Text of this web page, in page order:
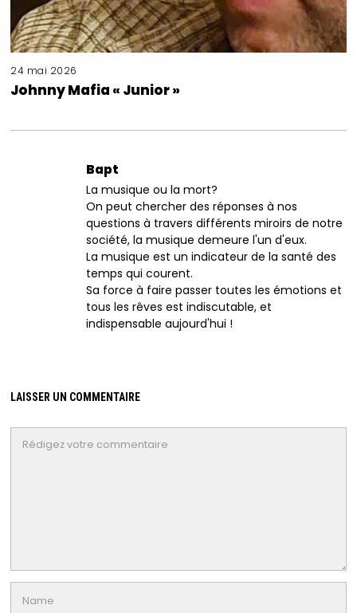
24 mai 2026
Johnny Mafia « Junior »
Bapt
La musique ou la mort?
On peut chercher des réponses à nos
questions à travers différents miroirs de notre
société, la musique demeure l'un d'eux.
La musique est un indicateur de la santé des
temps qui courent.
Sa force à faire passer toutes les émotions et
tous les rêves est indiscutable, et
indispensable aujourd'hui !
LAISSER UN COMMENTAIRE